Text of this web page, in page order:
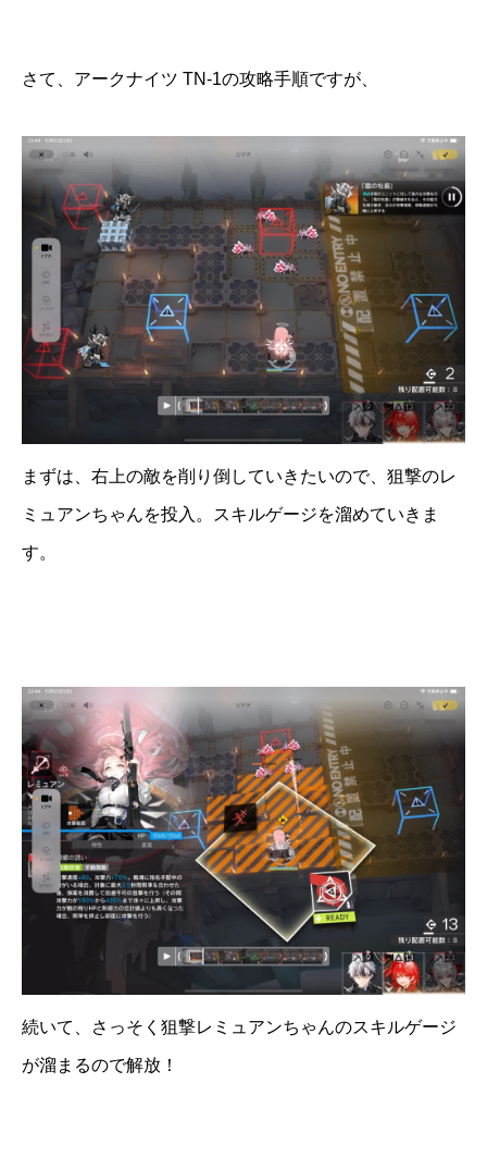
さて、アークナイツ TN-1の攻略手順ですが、
まずは、右上の敵を削り倒していきたいので、狙撃のレ
ミュアンちゃんを投入。スキルゲージを溜めていきま
す。
続いて、さっそく狙撃レミュアンちゃんのスキルゲージ
が溜まるので解放！